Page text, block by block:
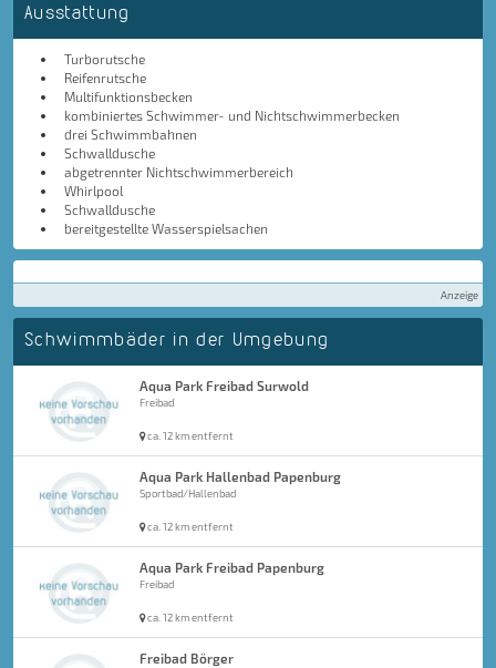
Ausstattung
Turborutsche
Reifenrutsche
Multifunktionsbecken
kombiniertes Schwimmer- und Nichtschwimmerbecken
drei Schwimmbahnen
Schwalldusche
abgetrennter Nichtschwimmerbereich
Whirlpool
Schwalldusche
bereitgestellte Wasserspielsachen
Anzeige
Schwimmbäder in der Umgebung
Aqua Park Freibad Surwold
Freibad
ca. 12 km entfernt
Aqua Park Hallenbad Papenburg
Sportbad/Hallenbad
ca. 12 km entfernt
Aqua Park Freibad Papenburg
Freibad
ca. 12 km entfernt
Freibad Börger